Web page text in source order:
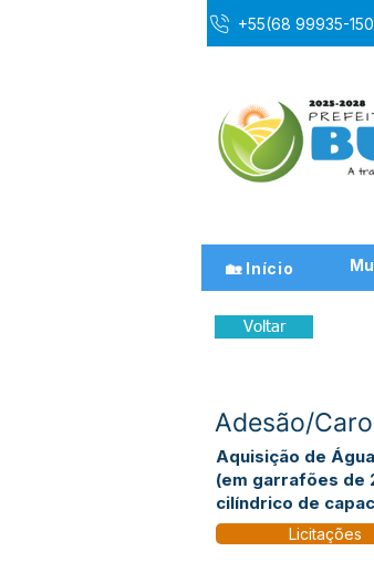
+55(68 99935-
🏡 Início
Voltar
Adesão/
Aquisição de
(em garrafões de
cilíndrico de
Licitações